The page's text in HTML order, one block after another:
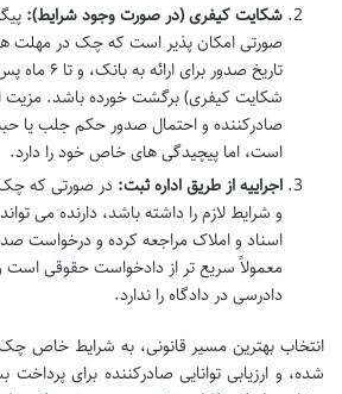
شکایت کیفری (در صورت وجود شرایط):
تاریخ صدور
شکایت کیفری) برگشت خورده باشد. مزیت
صادرکننده و احتمال صدور حکم جلب یا
است، اما پیچیدگی های خاص خود را دارد.
اجراییه از طریق اداره ثبت: در صورتی که
و شرایط لازم را داشته باشد، دارنده می
اسناد و املاک مراجعه کرده و درخواست
معمولاً سریع تر از دادخواست حقوقی است
دادرسی در دادگاه را ندارد.
انتخاب بهترین مسیر قانونی، به شرایط خاص
شده، و ارزیابی توانایی صادرکننده برای